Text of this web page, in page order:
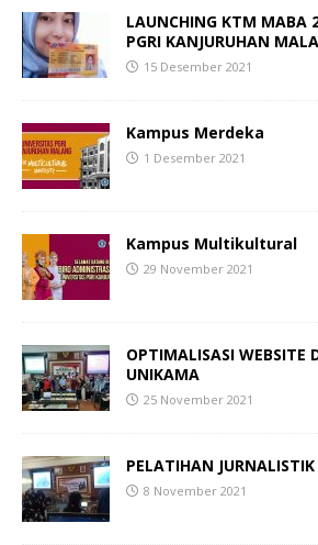
LAUNCHING KTM MABA
PGRI KANJURUHAN
15 Desember 2021
Kampus Merdeka
1 Desember 2021
Kampus Multikultural
29 November 2021
OPTIMALISASI WEBSITE
UNIKAMA
25 November 2021
PELATIHAN JURNALISTIK
8 November 2021